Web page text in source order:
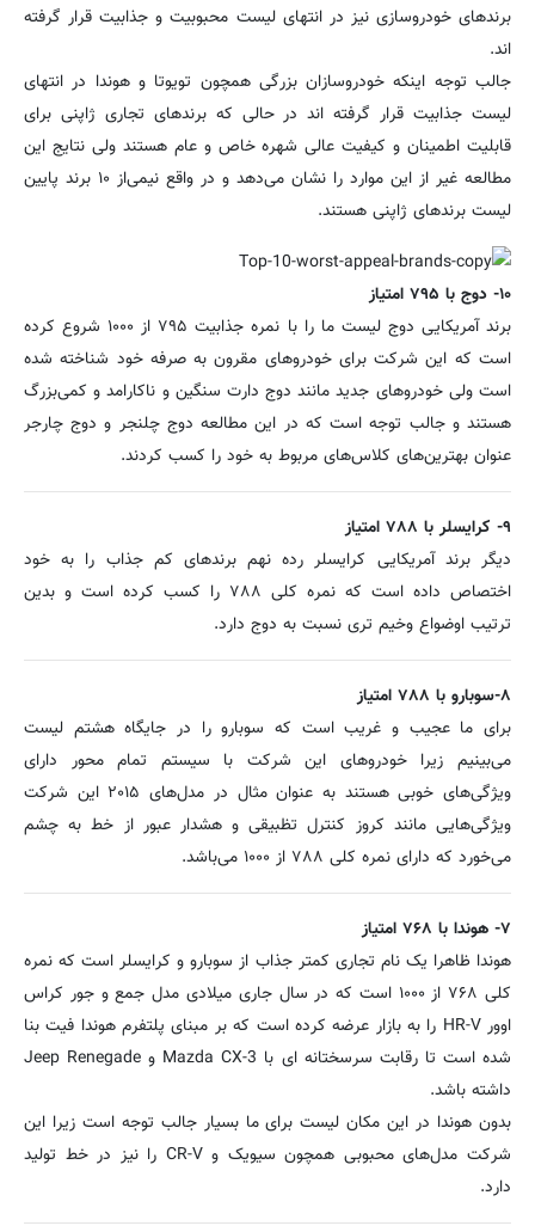
برندهای خودروسازی نیز در انتهای لیست محبوبیت و جذابیت قرار گرفته
اند.
جالب توجه اینکه خودروسازان بزرگی همچون تویوتا و هوندا در انتهای
لیست جذابیت قرار گرفته اند در حالی که برندهای تجاری ژاپنی برای
قابلیت اطمینان و کیفیت عالی شهره خاص و عام هستند ولی نتایج این
مطالعه غیر از این موارد را نشان می‌دهد و در واقع نیمی‌از ۱۰ برند پایین
لیست برندهای ژاپنی هستند.
۱۰- دوج با ۷۹۵ امتیاز
برند آمریکایی دوج لیست ما را با نمره جذابیت ۷۹۵ از ۱۰۰۰ شروع کرده
است که این شرکت برای خودروهای مقرون به صرفه خود شناخته شده
است ولی خودروهای جدید مانند دوج دارت سنگین و ناکارامد و کمی‌بزرگ
هستند و جالب توجه است که در این مطالعه دوج چلنجر و دوج چارجر
عنوان بهترین‌های کلاس‌های مربوط به خود را کسب کردند.
۹- کرایسلر با ۷۸۸ امتیاز
دیگر برند آمریکایی کرایسلر رده نهم برندهای کم جذاب را به خود
اختصاص داده است که نمره کلی ۷۸۸ را کسب کرده است و بدین
ترتیب اوضواع وخیم تری نسبت به دوج دارد.
۸-سوبارو با ۷۸۸ امتیاز
برای ما عجیب و غریب است که سوبارو را در جایگاه هشتم لیست
می‌بینیم زیرا خودروهای این شرکت با سیستم تمام محور دارای
ویژگی‌های خوبی هستند به عنوان مثال در مدل‌های ۲۰۱۵ این شرکت
ویژگی‌هایی مانند کروز کنترل تظبیقی و هشدار عبور از خط به چشم
می‌خورد که دارای نمره کلی ۷۸۸ از ۱۰۰۰ می‌باشد.
۷- هوندا با ۷۶۸ امتیاز
هوندا ظاهرا یک نام تجاری کمتر جذاب از سوبارو و کرایسلر است که نمره
کلی ۷۶۸ از ۱۰۰۰ است که در سال جاری میلادی مدل جمع و جور کراس
اوور HR-V را به بازار عرضه کرده است که بر مبنای پلتفرم هوندا فیت بنا
شده است تا رقابت سرسختانه ای با Mazda CX-3 و Jeep Renegade
داشته باشد.
بدون هوندا در این مکان لیست برای ما بسیار جالب توجه است زیرا این
شرکت مدل‌های محبوبی همچون سیویک و CR-V را نیز در خط تولید
دارد.